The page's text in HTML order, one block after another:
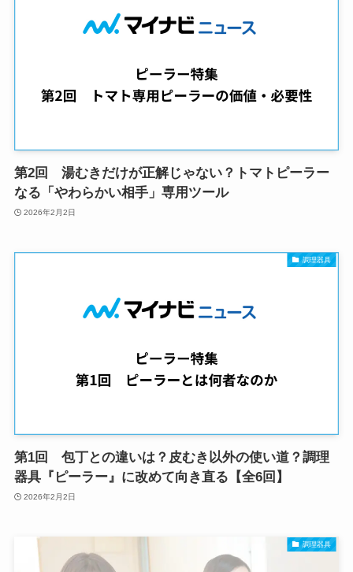
第2回 湯むきだけが正解じゃない？トマトピーラー
なる「やわらかい相手」専用ツール
2026年2月2日
調理器具
第1回 包丁との違いは？皮むき以外の使い道？調理
器具『ピーラー』に改めて向き直る【全6回】
2026年2月2日
調理器具